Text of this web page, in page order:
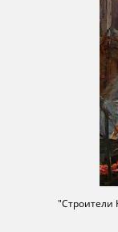
"Строители